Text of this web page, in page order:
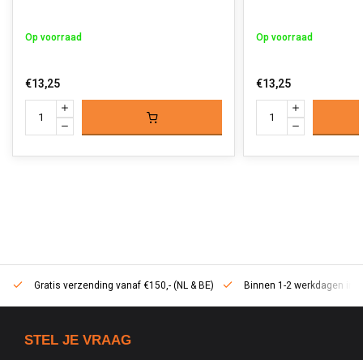
Op voorraad
€13,25
Op voorraad
€13,25
Gratis verzending vanaf €150,- (NL & BE) Binnen 1-2 werkdagen in
STEL JE VRAAG